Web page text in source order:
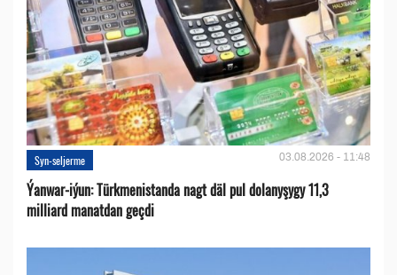
Syn-seljerme 03.08.2026 - 11:48
Ýanwar-iýun: Türkmenistanda nagt däl pul dolanyşygy 11,3
milliard manatdan geçdi